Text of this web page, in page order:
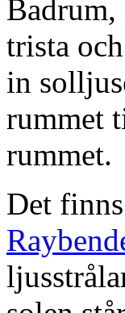
Badrum,
trista
in
rummet
rummet.
Det